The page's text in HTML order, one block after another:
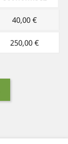
40,00 €
250,00 €